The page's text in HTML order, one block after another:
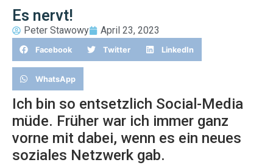
Es nervt!
Peter Stawowy April 23, 2023
Facebook Twitter LinkedIn
WhatsApp
Ich bin so entsetzlich Social-Media
müde. Früher war ich immer ganz
vorne mit dabei, wenn es ein neues
soziales Netzwerk gab.